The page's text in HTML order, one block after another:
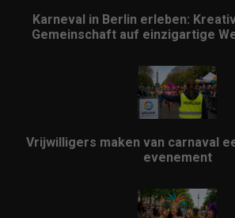
Karneval in Berlin erleben:
Gemeinschaft auf einzigartige
Vrijwilligers maken van carnaval
evenement